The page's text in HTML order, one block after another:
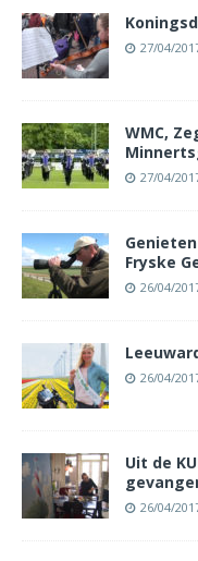
27/04/
WMC,
27/04/
Fryske
26/04/
26/04/
Uit de
26/04/